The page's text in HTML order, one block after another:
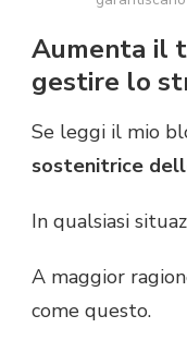
Aumenta il
gestire lo
Se leggi il mio
sostenitrice
In qualsiasi
A maggior
come questo.